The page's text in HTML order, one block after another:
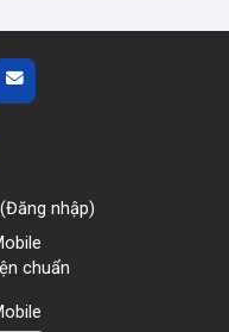
Đăng nhập)
chuẩn